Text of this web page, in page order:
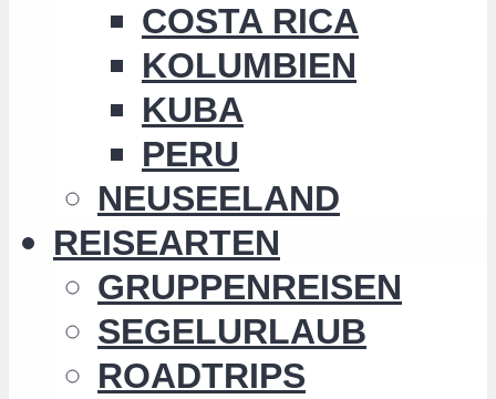
COSTA RICA
KOLUMBIEN
KUBA
PERU
NEUSEELAND
REISEARTEN
GRUPPENREISEN
SEGELURLAUB
ROADTRIPS